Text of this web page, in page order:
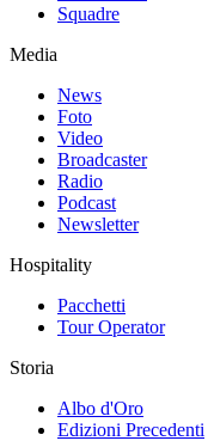
Squadre
Media
News
Foto
Video
Broadcaster
Radio
Podcast
Newsletter
Hospitality
Pacchetti
Tour Operator
Storia
Albo d'Oro
Edizioni Precedenti